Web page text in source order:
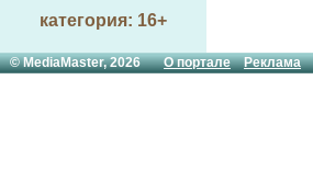
категория: 16+
© MediaMaster, 2026О портале Реклама